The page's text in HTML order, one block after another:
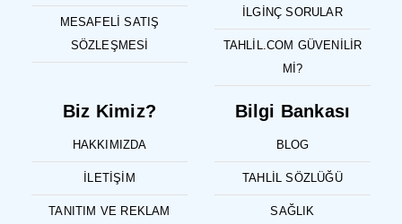
MESAFELI SATIŞ
SÖZLEŞMESI
İLGINÇ SORULAR
TAHLIL.COM GÜVENILIR
MI?
Biz Kimiz?
HAKKIMIZDA
İLETIŞIM
TANITIM VE REKLAM
Bilgi Bankası
BLOG
TAHLIL SÖZLÜĞÜ
SAĞLIK